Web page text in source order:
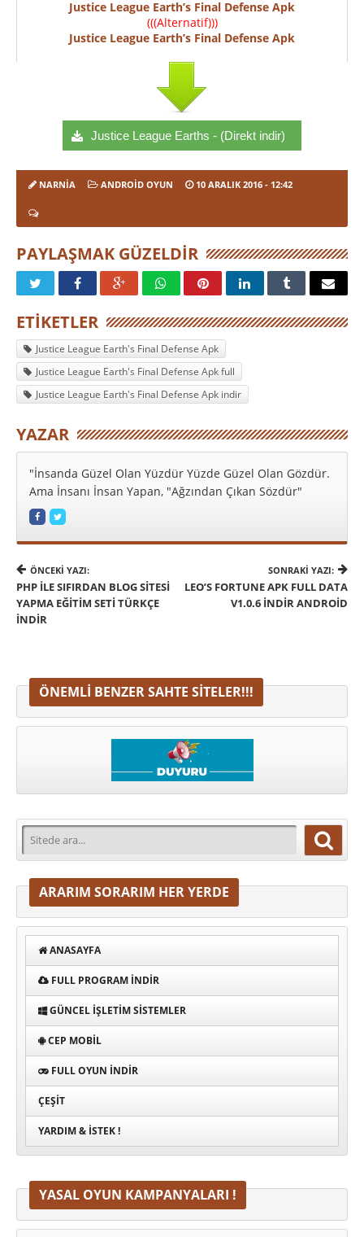
Justice League Earth’s Final Defense Apk
(((Alternatif)))
Justice League Earth’s Final Defense Apk
Justice League Earths - (Direkt indir)
NARNIA ANDROID OYUN 10 ARALIK 2016 - 12:42
PAYLAŞMAK GÜZELDIR
ETIKETLER
Justice League Earth's Final Defense Apk
Justice League Earth's Final Defense Apk full
Justice League Earth's Final Defense Apk indir
YAZAR
"İnsanda Güzel Olan Yüzdür Yüzde Güzel Olan Gözdür.
Ama İnsanı İnsan Yapan, "Ağzından Çıkan Sözdür"
ÖNCEKI YAZI:
PHP İLE SIFIRDAN BLOG SITESI
YAPMA EĞITIM SETI TÜRKÇE
İNDIR
SONRAKI YAZI:
LEO’S FORTUNE APK FULL DATA
V1.0.6 İNDIR ANDROID
ÖNEMLI BENZER SAHTE SITELER!!!
ARARIM SORARIM HER YERDE
ANASAYFA
FULL PROGRAM INDIR
GÜNCEL İŞLETIM SISTEMLER
CEP MOBIL
FULL OYUN İNDIR
ÇEŞIT
YARDIM & İSTEK !
YASAL OYUN KAMPANYALARI !